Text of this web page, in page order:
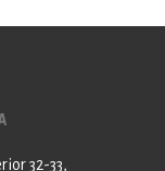
32-33,